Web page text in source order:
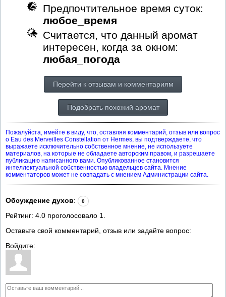
Предпочтительное время суток:
любое_время
Считается, что данный аромат
интересен, когда за окном:
любая_погода
Перейти к отзывам и комментариям
Подобрать похожий аромат
Пожалуйста, имейте в виду, что, оставляя комментарий, отзыв или вопрос
о Eau des Merveilles Constellation от Hermes, вы подтверждаете, что
выражаете исключительно собственное мнение, не используете
материалов, на которые не обладаете авторским правом, и разрешаете
публикацию написанного вами. Опубликованное становится
интеллектуальной собственностью владельцев сайта. Мнение
комментаторов может не совпадать с мнением Администрации сайта.
Обсуждение духов: 0
Рейтинг: 4.0 проголосовало 1
Оставьте свой комментарий, отзыв или задайте вопрос:
Войдите: